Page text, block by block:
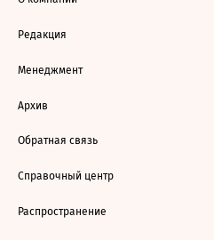
Редакция
Менеджмент
Архив
Обратная связь
Справочный центр
Распространение